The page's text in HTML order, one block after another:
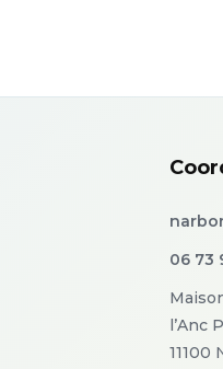
06 73
l’Anc
11100